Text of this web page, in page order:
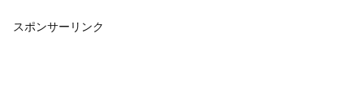
スポンサーリンク